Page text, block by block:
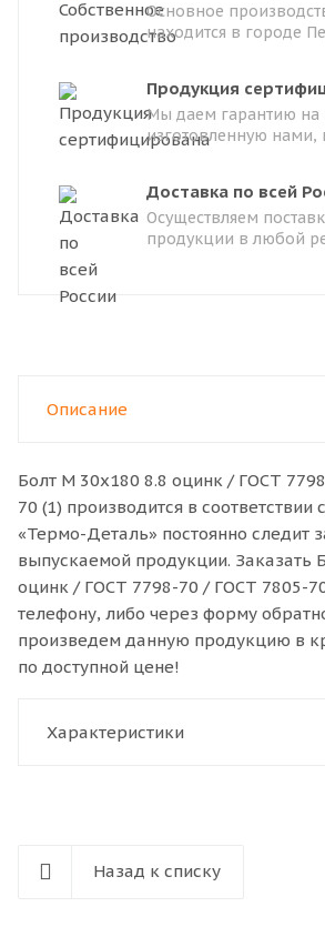
Основное
находится в городе
Продукция
Мы даем гарантию на
изготовленную
Доставка по всей
Осуществляем
продукции в любой
Описание
Болт M 30x180 8.8 оцинк / ГОСТ
70 (1) производится в
«Термо-Деталь» постоянно следит
выпускаемой продукции. Заказать
оцинк / ГОСТ 7798-70 / ГОСТ 7805-
телефону, либо через форму
произведем данную продукцию в
по доступной цене!
Характеристики
Назад к списку